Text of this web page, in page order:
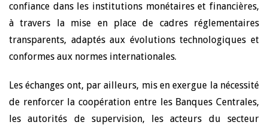
confiance dans les institutions monétaires et financières,
à travers la mise en place de cadres réglementaires
transparents, adaptés aux évolutions technologiques et
conformes aux normes internationales.
Les échanges ont, par ailleurs, mis en exergue la nécessité
de renforcer la coopération entre les Banques Centrales,
les autorités de supervision, les acteurs du secteur